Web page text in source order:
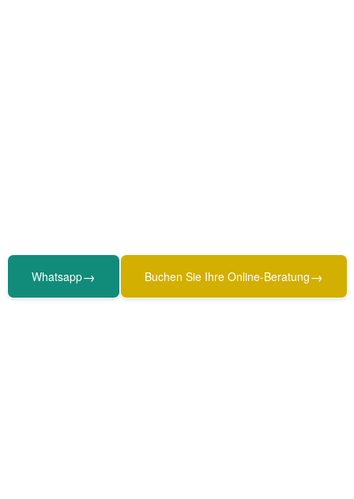
Whatsapp→ Buchen Sie Ihre Online-Beratung→